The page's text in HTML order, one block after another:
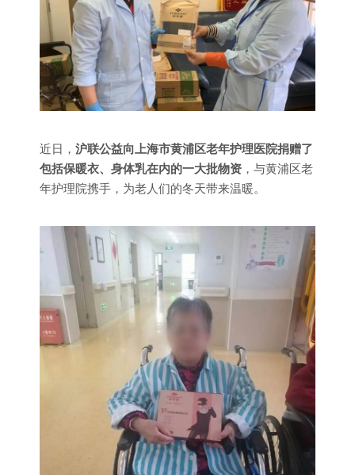
近日， 沪联公益向上海市黄浦区老年护理医院捐赠了
包括保暖衣、身体乳在内的一大批物资 ，与黄浦区老
年护理院携手，为老人们的冬天带来温暖。